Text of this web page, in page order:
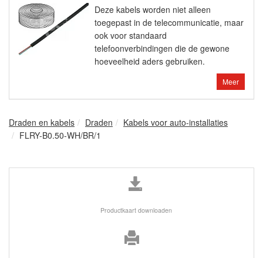
Deze kabels worden niet alleen
toegepast in de telecommunicatie, maar
ook voor standaard
telefoonverbindingen die de gewone
hoeveelheid aders gebruiken.
Meer
Draden en kabels Draden
Kabels voor auto-installaties
FLRY-B0.50-WH/BR/1
Productkaart downloaden